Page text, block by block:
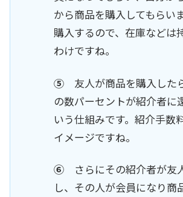
から商品を購入してもらい
購入するので、在庫などは
わけですね。
⑤ 友人が商品を購入した
の数パーセントが紹介者に
いう仕組みです。紹介手数
イメージですね。
⑥ さらにその紹介者が友
し、その人が会員になり商